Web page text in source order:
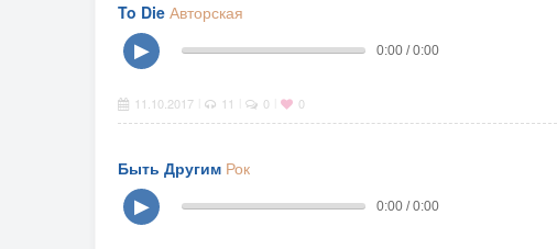
To Die Авторская
▶
0:00 / 0:00
11.10.2017 11 0 0
Быть Другим Рок
▶
0:00 / 0:00